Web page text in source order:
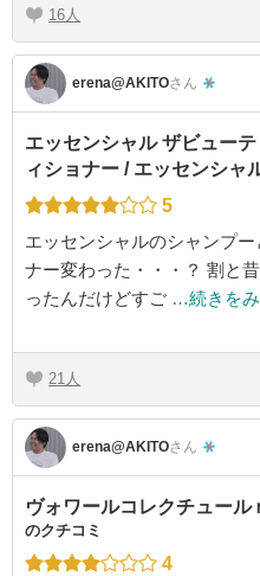
16
erena@AKITOさん
エッセンシャル ザビュー
ィショナー / エッセンシャ
5
エッセンシャルのシャンプー
ナー変わった・・・？ 割と
ったんだけどすご …続きを
21
erena@AKITOさん
ヴォワールコレクチュー
のクチコミ
4